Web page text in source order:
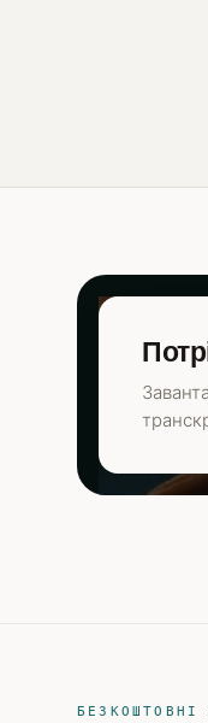
БЕЗКОШТОВНІ